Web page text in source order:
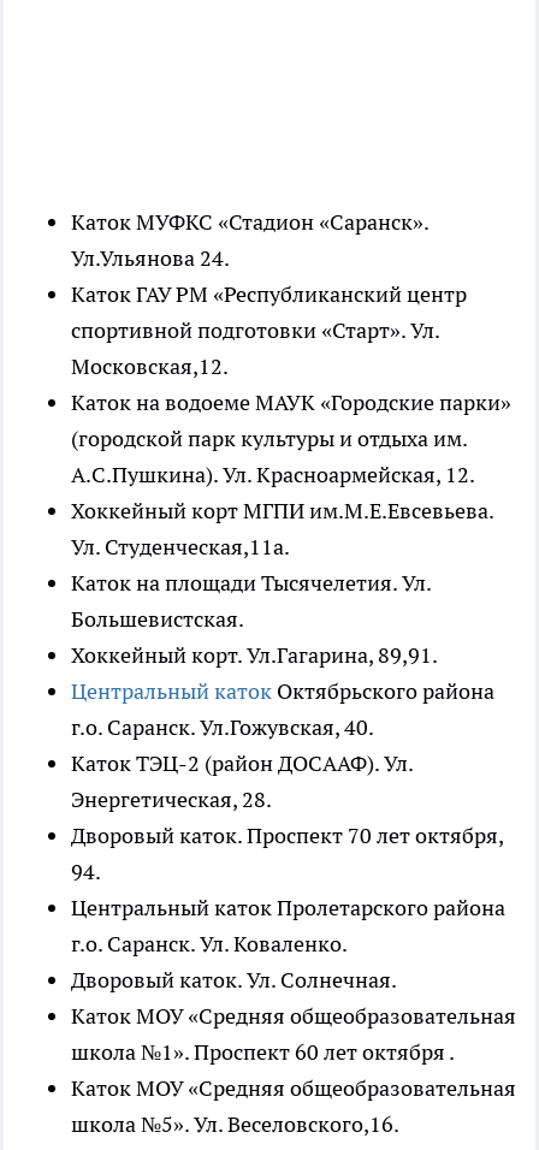
Каток МУФКС «Стадион «Саранск».
Ул.Ульянова 24.
Каток ГАУ РМ «Республиканский центр
спортивной подготовки «Старт». Ул.
Московская,12.
Каток на водоеме МАУК «Городские парки»
(городской парк культуры и отдыха им.
А.С.Пушкина). Ул. Красноармейская, 12.
Хоккейный корт МГПИ им.М.Е.Евсевьева.
Ул. Студенческая,11а.
Каток на площади Тысячелетия. Ул.
Большевистская.
Хоккейный корт. Ул.Гагарина, 89,91.
Центральный каток Октябрьского района
г.о. Саранск. Ул.Гожувская, 40.
Каток ТЭЦ-2 (район ДОСААФ). Ул.
Энергетическая, 28.
Дворовый каток. Проспект 70 лет октября,
94.
Центральный каток Пролетарского района
г.о. Саранск. Ул. Коваленко.
Дворовый каток. Ул. Солнечная.
Каток МОУ «Средняя общеобразовательная
школа №1». Проспект 60 лет октября .
Каток МОУ «Средняя общеобразовательная
школа №5». Ул. Веселовского,16.